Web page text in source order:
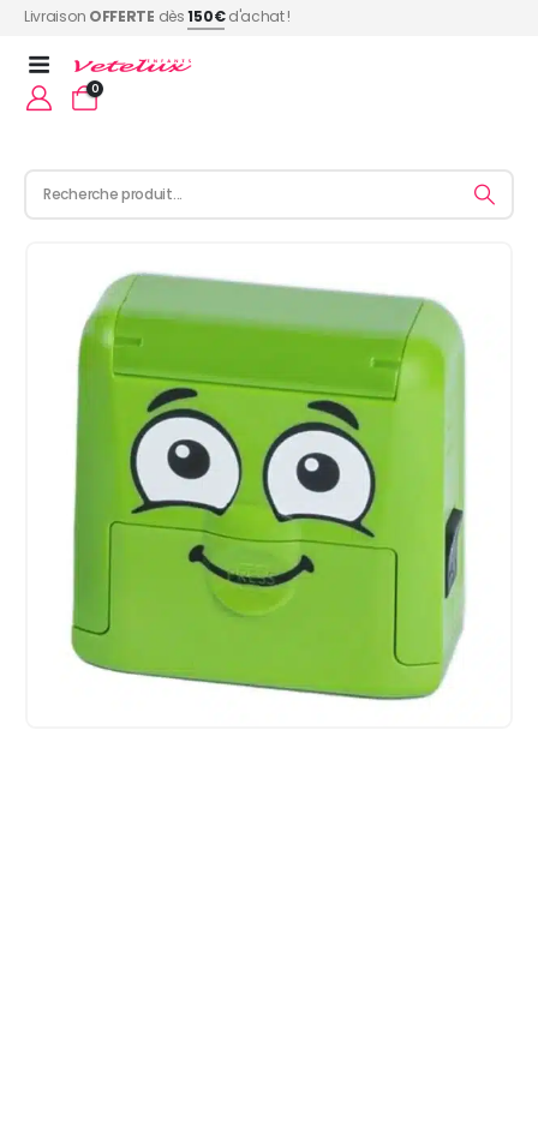
Livraison OFFERTE dès150€d'achat !
0